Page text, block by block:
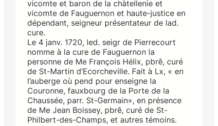
vicomte et baron de la chàtellenie et
vicomte de Fauguernon et haute-justice en
dépendant, seigneur présentateur de lad.
cure.
Le 4 janv. 1720, led. seigr de Pierrecourt
nomme à la cure de Fauguernon la
personne de Me François Hélix, pbrê, curé
de St-Martin d’Ecorcheville. Fait à Lx, « en
l’auberge où pend pour enseigne la
Couronne, fauxbourg de la Porte de la
Chaussée, parr. St-Germain», en présence
de Me Jean Boissey, pbrê, curé de St-
Philbert-des-Champs, et autres témoins.